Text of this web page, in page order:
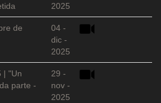
2025
de
04 -
dic -
2025
| "Un
parte -
29 -
nov -
2025